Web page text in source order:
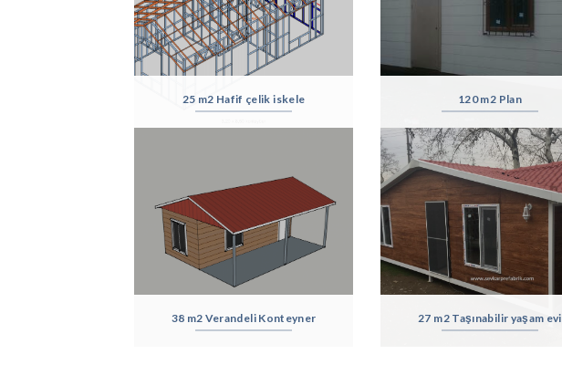
25 m2 Hafif çelik iskele
38 m2 Verandeli Konteyner
120 m2 Plan
27 m2 Taşınabilir yaşam evi